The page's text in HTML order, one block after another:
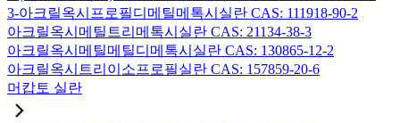
3-아크릴옥시프로필디메틸메톡시실란 CAS: 111918-90-2
아크릴옥시메틸트리메톡시실란 CAS: 21134-38-3
아크릴옥시메틸메틸디메톡시실란 CAS: 130865-12-2
아크릴옥시트리이소프로필실란 CAS: 157859-20-6
머캅토 실란